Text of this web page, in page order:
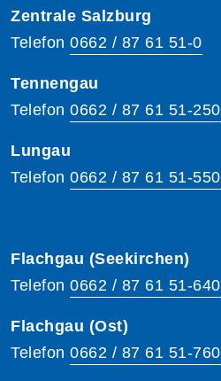
Zentrale Salzburg
Telefon 0662 / 87 61 51-0
Tennengau
Telefon 0662 / 87 61 51-250
Lungau
Telefon 0662 / 87 61 51-550
Flachgau (Seekirchen)
Telefon 0662 / 87 61 51-640
Flachgau (Ost)
Telefon 0662 / 87 61 51-760